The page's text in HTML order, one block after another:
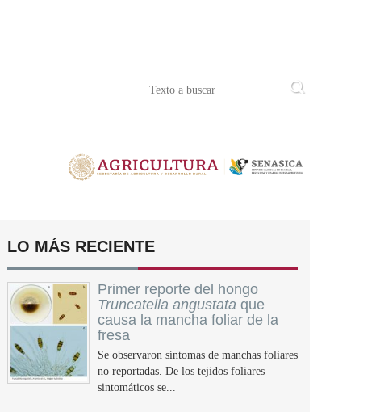
LO MÁS RECIENTE
Primer reporte del hongo
Truncatella angustata que
causa la mancha foliar de la
fresa
Se observaron síntomas de manchas foliares
no reportadas. De los tejidos foliares
sintomáticos se...